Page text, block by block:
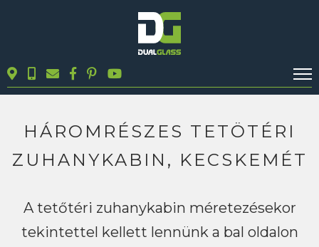
TERMÉKEK
KAPCSOLAT
HÁROMRÉSZES TETÖTÉRI
ZUHANYKABIN, KECSKEMÉT
A tetőtéri zuhanykabin méretezésekor
tekintettel kellett lennünk a bal oldalon